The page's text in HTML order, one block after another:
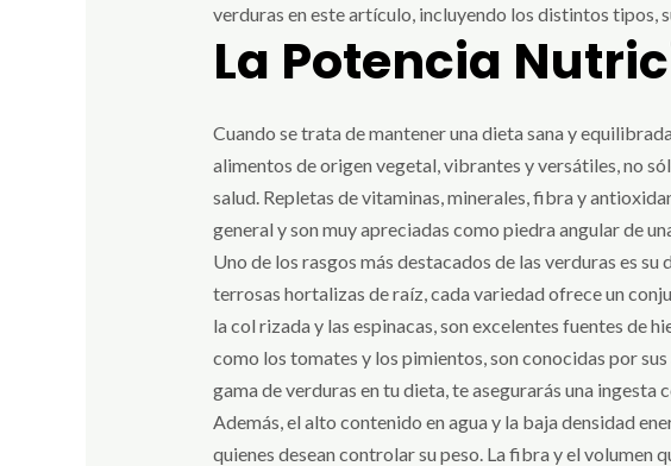
verduras en este artículo, incluyendo los distintos tipos,
La Potencia
Cuando se trata de mantener una dieta sana y
alimentos de origen vegetal, vibrantes y versátiles, no
salud. Repletas de vitaminas, minerales, fibra y
general y son muy apreciadas como piedra angular de
Uno de los rasgos más destacados de las verduras es
terrosas hortalizas de raíz, cada variedad ofrece un
la col rizada y las espinacas, son excelentes fuentes de
como los tomates y los pimientos, son conocidas por
gama de verduras en tu dieta, te asegurarás una ingesta
Además, el alto contenido en agua y la baja densidad
quienes desean controlar su peso. La fibra y el volumen